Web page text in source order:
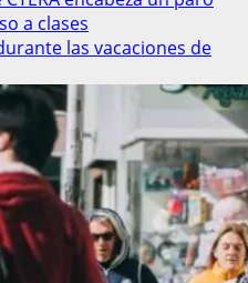
a clases
las vacaciones de